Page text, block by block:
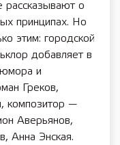
рассказывают о
принципах. Но
этим: городской
добавляет в
юмора и
Греков,
композитор —
Аверьянов,
Анна Энская.